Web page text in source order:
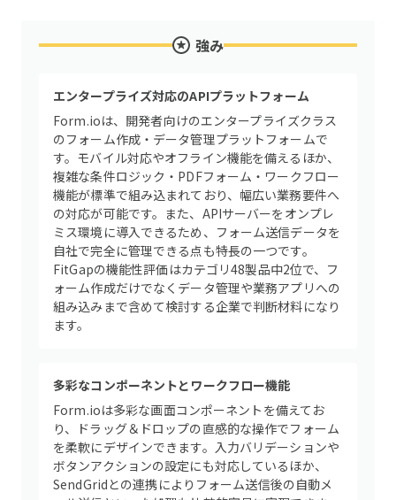
強み
エンタープライズ対応のAPIプラットフォーム
Form.ioは、開発者向けのエンタープライズクラス
のフォーム作成・データ管理プラットフォームで
す。モバイル対応やオフライン機能を備えるほか、
複雑な条件ロジック・PDFフォーム・ワークフロー
機能が標準で組み込まれており、幅広い業務要件へ
の対応が可能です。また、APIサーバーをオンプレ
ミス環境に導入できるため、フォーム送信データを
自社で完全に管理できる点も特長の一つです。
FitGapの機能性評価はカテゴリ48製品中2位で、フ
ォーム作成だけでなくデータ管理や業務アプリへの
組み込みまで含めて検討する企業で判断材料になり
ます。
多彩なコンポーネントとワークフロー機能
Form.ioは多彩な画面コンポーネントを備えてお
り、ドラッグ＆ドロップの直感的な操作でフォーム
を柔軟にデザインできます。入力バリデーションや
ボタンアクションの設定にも対応しているほか、
SendGridとの連携によりフォーム送信後の自動メ